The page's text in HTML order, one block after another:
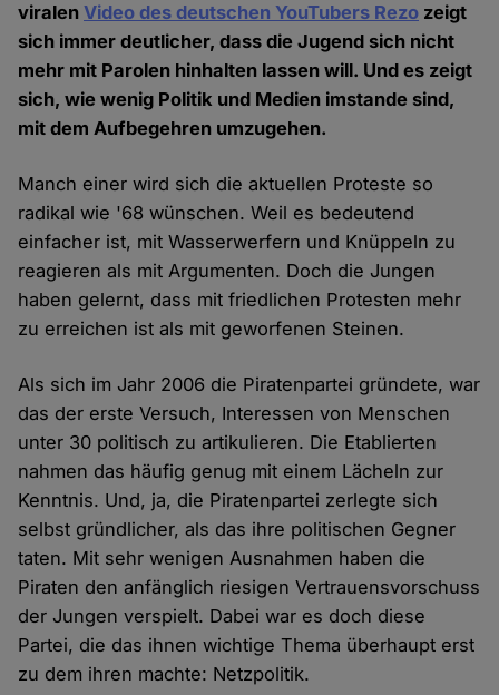
viralenVideo des deutschen YouTubers Rezo zeigt
sich immer deutlicher, dass die Jugend sich nicht
mehr mit Parolen hinhalten lassen will. Und es zeigt
sich, wie wenig Politik und Medien imstande sind,
mit dem Aufbegehren umzugehen.
Manch einer wird sich die aktuellen Proteste so
radikal wie '68 wünschen. Weil es bedeutend
einfacher ist, mit Wasserwerfern und Knüppeln zu
reagieren als mit Argumenten. Doch die Jungen
haben gelernt, dass mit friedlichen Protesten mehr
zu erreichen ist als mit geworfenen Steinen.
Als sich im Jahr 2006 die Piratenpartei gründete, war
das der erste Versuch, Interessen von Menschen
unter 30 politisch zu artikulieren. Die Etablierten
nahmen das häufig genug mit einem Lächeln zur
Kenntnis. Und, ja, die Piratenpartei zerlegte sich
selbst gründlicher, als das ihre politischen Gegner
taten. Mit sehr wenigen Ausnahmen haben die
Piraten den anfänglich riesigen Vertrauensvorschuss
der Jungen verspielt. Dabei war es doch diese
Partei, die das ihnen wichtige Thema überhaupt erst
zu dem ihren machte: Netzpolitik.